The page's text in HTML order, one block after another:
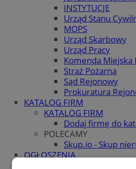
INSTYTUCJE
Urząd Stanu
MOPS
Urząd Skarbowy
Urząd Pracy
Komenda Miejska
Straż Pożarna
Sąd Rejonowy
Prokuratura
KATALOG FIRM
KATALOG FIRM
Dodaj firmę do
POLECAMY
Skup.io - Skup
OGŁOSZENIA